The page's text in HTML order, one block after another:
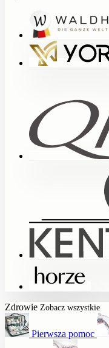
Zdrowie Zobacz wszystkie
Pierwsza pomoc